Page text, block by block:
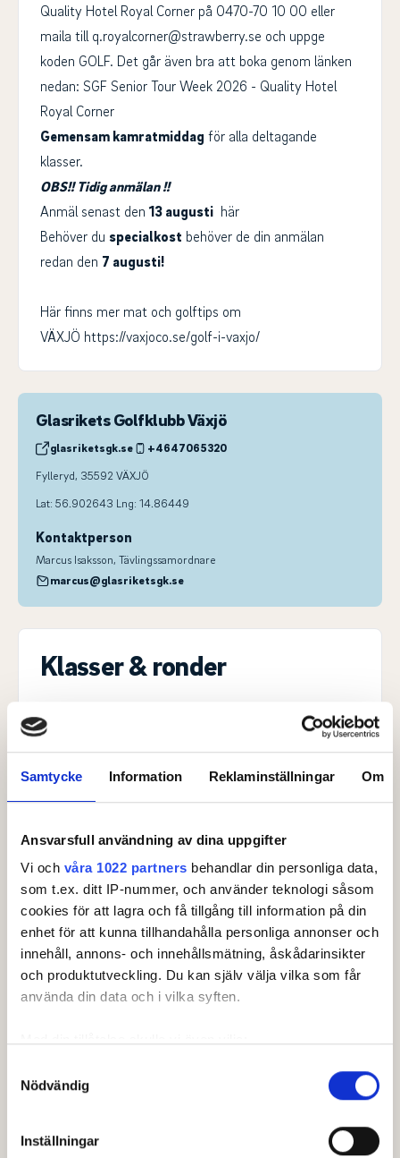
Samtycke Information Reklaminställningar Om
Ansvarsfull användning av dina uppgifter
Vi och våra 1022 partners behandlar din personliga data,
som t.ex. ditt IP-nummer, och använder teknologi såsom
cookies för att lagra och få tillgång till information på din
enhet för att kunna tillhandahålla personliga annonser och
innehåll, annons- och innehållsmätning, åskådarinsikter
och produktutveckling. Du kan själv välja vilka som får
använda din data och i vilka syften.
kan ha en noggrannhet på upp till flera meter
Ta reda på mer om hur dina personliga uppgifter
Nödvändig
Inställningar
Quality Hotel Royal Corner på 0470-70 10 00 eller
maila till q.royalcorner@strawberry.se och uppge
koden GOLF. Det går även bra att boka genom länken
nedan: SGF Senior Tour Week 2026 - Quality Hotel
Royal Corner
Gemensam kamratmiddag för alla deltagande
klasser.
OBS!! Tidig anmälan !!
Anmäl senast den 13 augusti här
Behöver du specialkost behöver de din anmälan
redan den 7 augusti!
Här finns mer mat och golftips om
VÄXJÖ https://vaxjoco.se/golf-i-vaxjo/
Glasrikets Golfklubb Växjö
glasriketsgk.se
+4647065320
Fylleryd, 35592 VÄXJÖ
Lat: 56.902643 Lng: 14.86449
Kontaktperson
Marcus Isaksson, Tävlingssamordnare
marcus@glasriketsgk.se
Klasser & ronder
Damer 22
HCP
Damer: +8.0 - 15.0
Spelform
Singel
Ronder
2
Klasstyp
Slagspel
Damer